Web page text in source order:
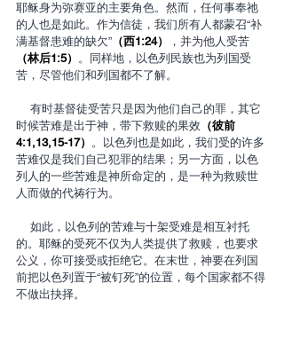
耶稣身为弥赛亚的主要角色。然而，任何事奉祂
的人也是如此。作为信徒，我们所有人都蒙召“补
满基督患难的缺欠” （西1:24）
，并为他人受苦
（林后1:5） 。同样地，以色列民族也为列国受
苦，尽管他们和列国都不了解。
时候苦难是出于神，带下救赎的果效 （彼前
4:1,13,15-17） 。以色列也是如此，我们受的许多
苦难仅是我们自己犯罪的结果；另一方面，以色
列人的一些苦难是神所命定的，是一种为救赎世
人而做的代祷行为。
的。耶稣的受死不仅为人类提供了救赎，也要求
公义，你可接受或拒绝它。在末世，神要在列国
前把以色列置于“被钉死”的位置，每个国家都不得
不做出抉择。